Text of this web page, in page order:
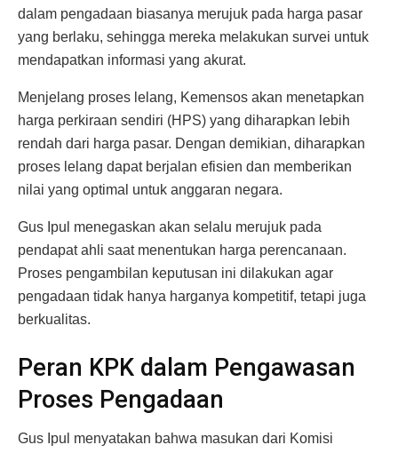
dalam pengadaan biasanya merujuk pada harga pasar
yang berlaku, sehingga mereka melakukan survei untuk
mendapatkan informasi yang akurat.
Menjelang proses lelang, Kemensos akan menetapkan
harga perkiraan sendiri (HPS) yang diharapkan lebih
rendah dari harga pasar. Dengan demikian, diharapkan
proses lelang dapat berjalan efisien dan memberikan
nilai yang optimal untuk anggaran negara.
Gus Ipul menegaskan akan selalu merujuk pada
pendapat ahli saat menentukan harga perencanaan.
Proses pengambilan keputusan ini dilakukan agar
pengadaan tidak hanya harganya kompetitif, tetapi juga
berkualitas.
Peran KPK dalam Pengawasan
Proses Pengadaan
Gus Ipul menyatakan bahwa masukan dari Komisi